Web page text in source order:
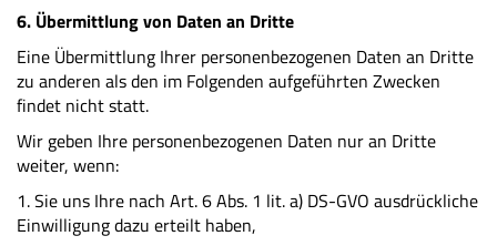
6. Übermittlung von Daten an Dritte
Eine Übermittlung Ihrer personenbezogenen Daten an Dritte
zu anderen als den im Folgenden aufgeführten Zwecken
findet nicht statt.
Wir geben Ihre personenbezogenen Daten nur an Dritte
weiter, wenn:
1. Sie uns Ihre nach Art. 6 Abs. 1 lit. a) DS-GVO ausdrückliche
Einwilligung dazu erteilt haben,